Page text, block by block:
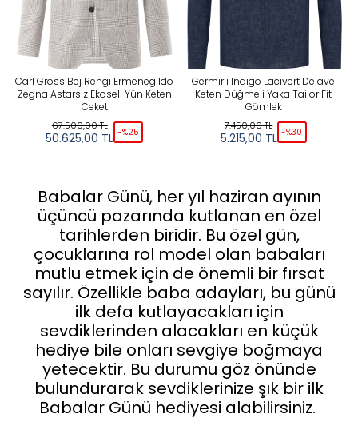
Carl Gross Bej Rengi Ermenegildo
Zegna Astarsız Ekoseli Yün Keten
Ceket
67.500,00TL
50.625,00 TL -%25
Germirli Indigo Lacivert Delave
Keten Düğmeli Yaka Tailor Fit
Gömlek
7.450,00TL
5.215,00 TL -%30
Babalar Günü, her yıl haziran ayının
üçüncü pazarında kutlanan en özel
tarihlerden biridir. Bu özel gün,
çocuklarına rol model olan babaları
mutlu etmek için de önemli bir fırsat
sayılır. Özellikle baba adayları, bu günü
ilk defa kutlayacakları için
sevdiklerinden alacakları en küçük
hediye bile onları sevgiye boğmaya
yetecektir. Bu durumu göz önünde
bulundurarak sevdiklerinize şık bir ilk
Babalar Günü hediyesi alabilirsiniz.